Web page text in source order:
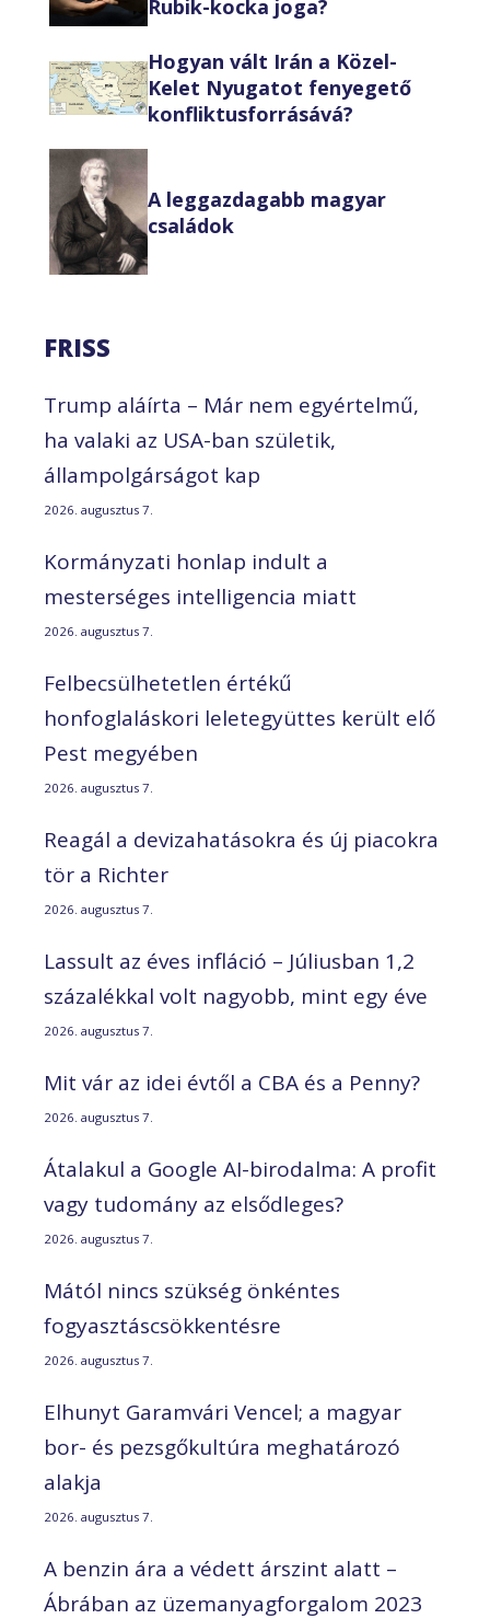
Rubik-kocka joga?
Hogyan vált Irán a Közel-
Kelet Nyugatot fenyegető
konfliktusforrásává?
A leggazdagabb magyar
családok
FRISS
Trump aláírta – Már nem egyértelmű,
ha valaki az USA-ban születik,
állampolgárságot kap
2026. augusztus 7.
Kormányzati honlap indult a
mesterséges intelligencia miatt
2026. augusztus 7.
Felbecsülhetetlen értékű
honfoglaláskori leletegyüttes került elő
Pest megyében
2026. augusztus 7.
Reagál a devizahatásokra és új piacokra
tör a Richter
2026. augusztus 7.
Lassult az éves infláció – Júliusban 1,2
százalékkal volt nagyobb, mint egy éve
2026. augusztus 7.
Mit vár az idei évtől a CBA és a Penny?
2026. augusztus 7.
Átalakul a Google AI-birodalma: A profit
vagy tudomány az elsődleges?
2026. augusztus 7.
Mától nincs szükség önkéntes
fogyasztáscsökkentésre
2026. augusztus 7.
Elhunyt Garamvári Vencel; a magyar
bor- és pezsgőkultúra meghatározó
alakja
2026. augusztus 7.
A benzin ára a védett árszint alatt –
Ábrában az üzemanyagforgalom 2023